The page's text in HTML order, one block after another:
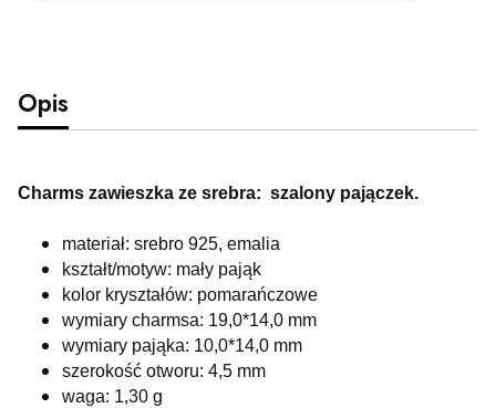
Opis
Charms zawieszka ze srebra: szalony pajączek.
materiał: srebro 925, emalia
kształt/motyw: mały pająk
kolor kryształów: pomarańczowe
wymiary charmsa: 19,0*14,0 mm
wymiary pająka: 10,0*14,0 mm
szerokość otworu: 4,5 mm
waga: 1,30 g